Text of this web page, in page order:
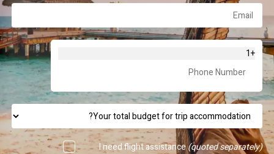
+1
I need flight assistance(quoted separately)